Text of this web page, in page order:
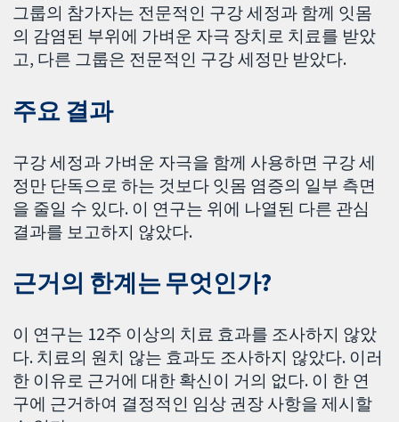
그룹의 참가자는 전문적인 구강 세정과 함께 잇몸
의 감염된 부위에 가벼운 자극 장치로 치료를 받았
고, 다른 그룹은 전문적인 구강 세정만 받았다.
주요 결과
구강 세정과 가벼운 자극을 함께 사용하면 구강 세
정만 단독으로 하는 것보다 잇몸 염증의 일부 측면
을 줄일 수 있다. 이 연구는 위에 나열된 다른 관심
결과를 보고하지 않았다.
근거의 한계는 무엇인가?
이 연구는 12주 이상의 치료 효과를 조사하지 않았
다. 치료의 원치 않는 효과도 조사하지 않았다. 이러
한 이유로 근거에 대한 확신이 거의 없다. 이 한 연
구에 근거하여 결정적인 임상 권장 사항을 제시할